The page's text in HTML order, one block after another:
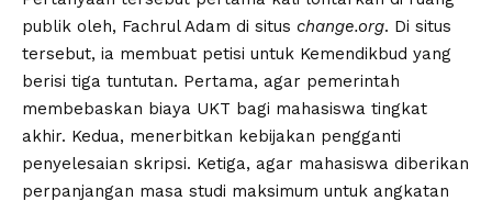
publik oleh, Fachrul Adam di situs change.org. Di situs
tersebut, ia membuat petisi untuk Kemendikbud yang
berisi tiga tuntutan. Pertama, agar pemerintah
membebaskan biaya UKT bagi mahasiswa tingkat
akhir. Kedua, menerbitkan kebijakan pengganti
penyelesaian skripsi. Ketiga, agar mahasiswa diberikan
perpanjangan masa studi maksimum untuk angkatan